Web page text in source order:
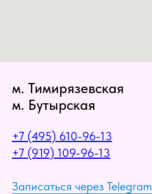
м. Тимирязевская
м. Бутырская
+7 (495) 610-96-13
+7 (919) 109-96-13
Записаться через Telegram